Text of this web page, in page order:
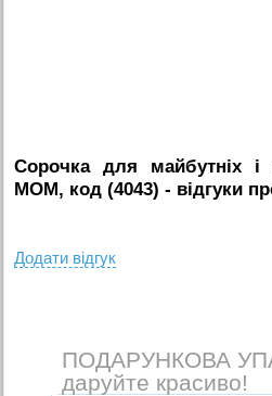
Сорочка для майбутніх
MOM, код (4043) - вiдгуки
Додати вiдгук
ПОДАРУНКОВА
даруйте красиво!